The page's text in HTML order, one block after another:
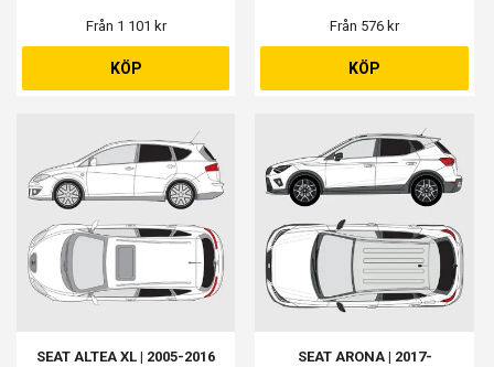
Från 1 101 kr
KÖP
Från 576 kr
KÖP
SEAT ALTEA XL | 2005-2016 SEAT ARONA | 2017-